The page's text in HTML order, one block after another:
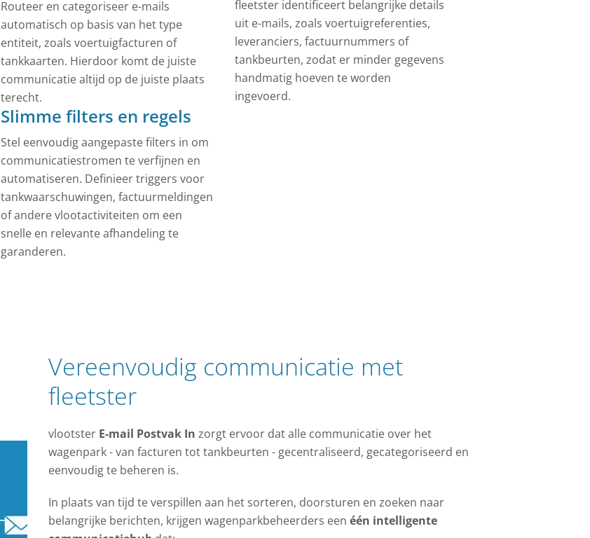
Routeer en categoriseer e-mails
automatisch op basis van het type
entiteit, zoals voertuigfacturen of
tankkaarten. Hierdoor komt de juiste
communicatie altijd op de juiste plaats
terecht.
fleetster identificeert belangrijke details
uit e-mails, zoals voertuigreferenties,
leveranciers, factuurnummers of
tankbeurten, zodat er minder gegevens
handmatig hoeven te worden
ingevoerd.
Slimme filters en regels
Stel eenvoudig aangepaste filters in om
communicatiestromen te verfijnen en
automatiseren. Definieer triggers voor
tankwaarschuwingen, factuurmeldingen
of andere vlootactiviteiten om een
snelle en relevante afhandeling te
garanderen.
Vereenvoudig communicatie met
fleetster
vlootster E-mail Postvak In zorgt ervoor dat alle communicatie over het
wagenpark - van facturen tot tankbeurten - gecentraliseerd, gecategoriseerd en
eenvoudig te beheren is.
In plaats van tijd te verspillen aan het sorteren, doorsturen en zoeken naar
belangrijke berichten, krijgen wagenparkbeheerders eenéén intelligente